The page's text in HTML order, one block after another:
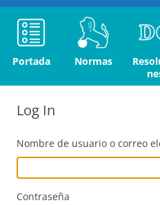
Portada Normas
Log In
Nombre de usuario o correo
Contraseña